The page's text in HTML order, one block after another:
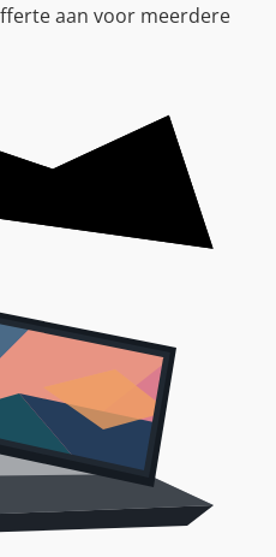
aan voor meerdere